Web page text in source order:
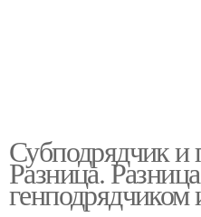
Субподрядчик и
Разница.